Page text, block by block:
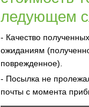
ледующем
- Качество
ожиданиям
поврежденное).
- Посылка не
почты с момента